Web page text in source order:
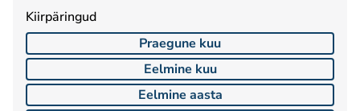
Kiirpäringud
Praegune kuu
Eelmine kuu
Eelmine aasta